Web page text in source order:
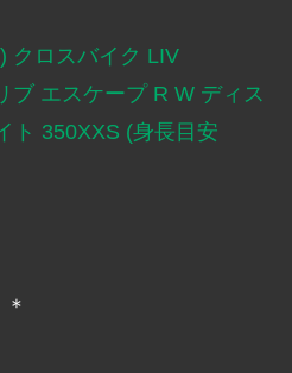
クロスバイク LIV
ブ エスケープ R W ディス
ト 350XXS (身長目安